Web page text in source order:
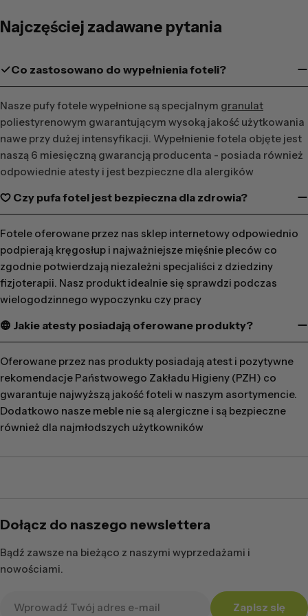
Najczęściej zadawane pytania
Co zastosowano do wypełnienia foteli?
Nasze pufy fotele wypełnione są specjalnym granulat
poliestyrenowym gwarantującym wysoką jakość użytkowania
nawe przy dużej intensyfikacji. Wypełnienie fotela objęte jest
naszą 6 miesięczną gwarancją producenta - posiada również
odpowiednie atesty i jest bezpieczne dla alergików
Czy pufa fotel jest bezpieczna dla zdrowia?
Fotele oferowane przez nas sklep internetowy odpowiednio
podpierają kręgosłup i najważniejsze mięśnie pleców co
zgodnie potwierdzają niezależni specjaliści z dziedziny
fizjoterapii. Nasz produkt idealnie się sprawdzi podczas
wielogodzinnego wypoczynku czy pracy
Jakie atesty posiadają oferowane produkty?
Oferowane przez nas produkty posiadają atest i pozytywne
rekomendacje Państwowego Zakładu Higieny (PZH) co
gwarantuje najwyższą jakość foteli w naszym asortymencie.
Dodatkowo nasze meble nie są alergiczne i są bezpieczne
również dla najmłodszych użytkowników
Dołącz do naszego newslettera
Bądź zawsze na bieżąco z naszymi wyprzedażami i
nowościami.
Zapisz się